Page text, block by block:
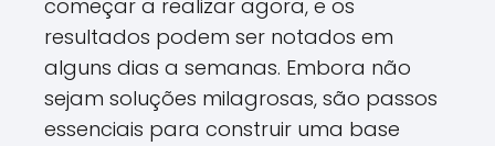
começar a realizar agora, e os
resultados podem ser notados em
alguns dias a semanas. Embora não
sejam soluções milagrosas, são passos
essenciais para construir uma base